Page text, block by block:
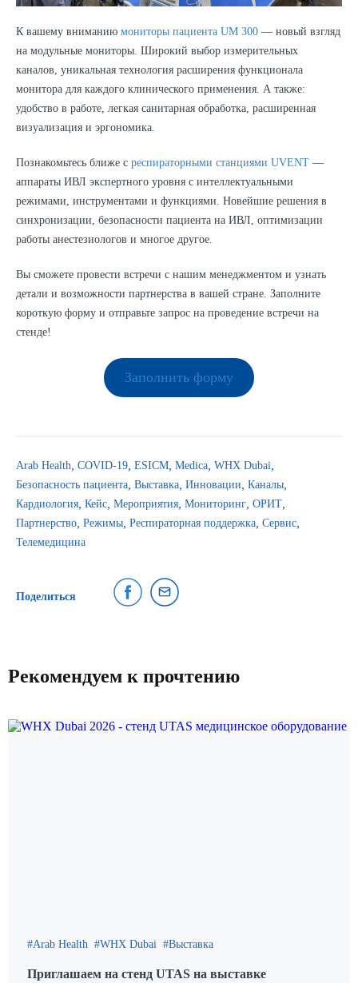
К вашему вниманию мониторы пациента UM 300 — новый взгляд
на модульные мониторы. Широкий выбор измерительных
каналов, уникальная технология расширения функционала
монитора для каждого клинического применения. А также:
удобство в работе, легкая санитарная обработка, расширенная
визуализация и эргономика.
Познакомьтесь ближе с респираторными станциями UVENT —
аппараты ИВЛ экспертного уровня с интеллектуальными
режимами, инструментами и функциями. Новейшие решения в
синхронизации, безопасности пациента на ИВЛ, оптимизации
работы анестезиологов и многое другое.
Вы сможете провести встречи с нашим менеджментом и узнать
детали и возможности партнерства в вашей стране. Заполните
короткую форму и отправьте запрос на проведение встречи на
стенде!
Заполнить форму
Arab Health COVID-19 ESICM Medica WHX Dubai
Безопасность пациента Выставка Инновации Каналы
Кардиология Кейс Мероприятия Мониторинг ОРИТ
Партнерство Режимы Респираторная поддержка Сервис
Телемедицина
Поделиться
Рекомендуем к прочтению
Arab Health WHX Dubai Выставка
Приглашаем на стенд UTAS на выставке